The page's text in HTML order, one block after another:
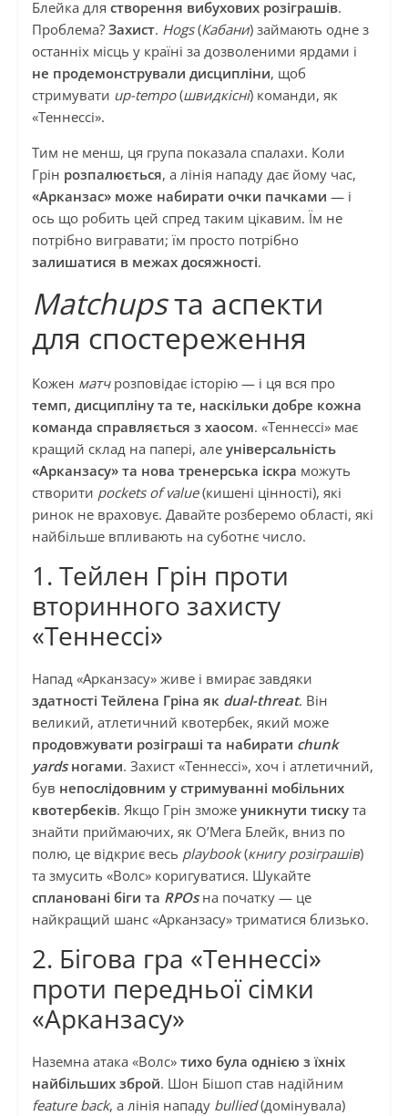
Блейка для створення вибухових розіграшів.
Проблема? Захист. Hogs(Кабани) займають одне з
останніх місць у країні за дозволеними ярдами і
не продемонстрували дисципліни, щоб
стримувати up-tempo(швидкісні) команди, як
«Теннессі».
Тим не менш, ця група показала спалахи. Коли
Грін розпалюється, а лінія нападу дає йому час,
«Арканзас» може набирати очки пачками — і
ось що робить цей спред таким цікавим. Їм не
потрібно вигравати; їм просто потрібно
залишатися в межах досяжності.
Matchupsта аспекти
для спостереження
Кожен матчрозповідає історію — і ця вся про
темп, дисципліну та те, наскільки добре кожна
команда справляється з хаосом. «Теннессі» має
кращий склад на папері, але універсальність
«Арканзасу» та нова тренерська іскра можуть
створити pockets of value(кишені цінності), які
ринок не враховує. Давайте розберемо області, які
найбільше впливають на суботнє число.
1. Тейлен Грін проти
вторинного захисту
«Теннессі»
Напад «Арканзасу» живе і вмирає завдяки
здатності Тейлена Гріна як dual-threat. Він
великий, атлетичний квотербек, який може
продовжувати розіграші та набирати chunk
yardsногами. Захист «Теннессі», хоч і атлетичний,
був непослідовним у стримуванні мобільних
квотербеків. Якщо Грін зможе уникнути тискута
знайти приймаючих, як О’Мега Блейк, вниз по
полю, це відкриє весь playbook(книгу розіграшів)
та змусить «Волс» коригуватися. Шукайте
сплановані біги та RPOsна початку — це
найкращий шанс «Арканзасу» триматися близько.
2. Бігова гра «Теннессі»
проти передньої сімки
«Арканзасу»
Наземна атака «Волс» тихо була однією з їхніх
найбільших зброй. Шон Бішоп став надійним
feature back, а лінія нападу bullied(домінувала)